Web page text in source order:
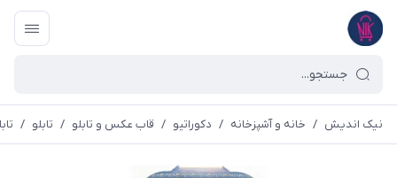
نیک اندیش / خانه و آشپزخانه / دکوراتیو / قاب عکس و تابلو / تابلو /